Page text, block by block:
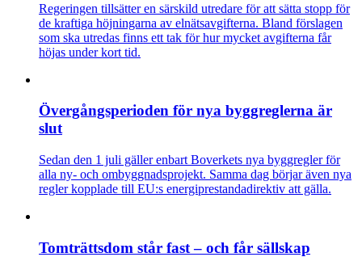
Regeringen tillsätter en särskild utredare för att sätta stopp för
de kraftiga höjningarna av elnätsavgifterna. Bland förslagen
som ska utredas finns ett tak för hur mycket avgifterna får
höjas under kort tid.
Övergångsperioden för nya byggreglerna är
slut
Sedan den 1 juli gäller enbart Boverkets nya byggregler för
alla ny- och ombyggnadsprojekt. Samma dag börjar även nya
regler kopplade till EU:s energiprestandadirektiv att gälla.
Tomträttsdom står fast – och får sällskap